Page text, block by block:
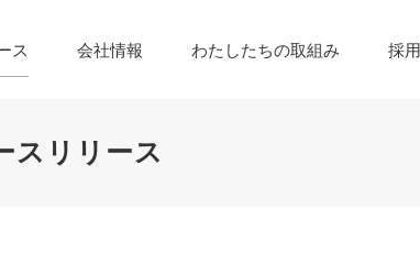
ス 会社情報 わたしたちの取組み 採
スリリース